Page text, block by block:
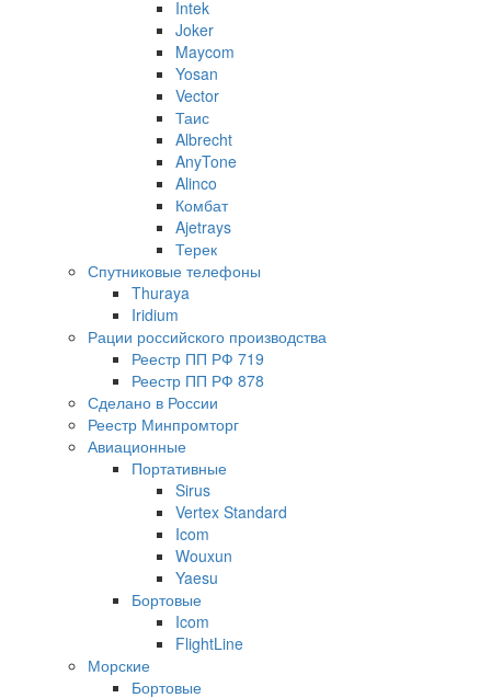
Intek
Joker
Maycom
Yosan
Vector
Таис
Albrecht
AnyTone
Alinco
Комбат
Ajetrays
Терек
Спутниковые телефоны
Thuraya
Iridium
Рации российского производства
Реестр ПП РФ 719
Реестр ПП РФ 878
Сделано в России
Реестр Минпромторг
Авиационные
Портативные
Sirus
Vertex Standard
Icom
Wouxun
Yaesu
Бортовые
Icom
FlightLine
Морские
Бортовые